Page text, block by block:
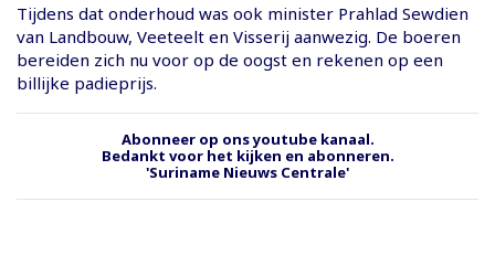
Tijdens dat onderhoud was ook minister Prahlad Sewdien
van Landbouw, Veeteelt en Visserij aanwezig. De boeren
bereiden zich nu voor op de oogst en rekenen op een
billijke padieprijs.
Abonneer op ons youtube kanaal.
Bedankt voor het kijken en abonneren.
'Suriname Nieuws Centrale'